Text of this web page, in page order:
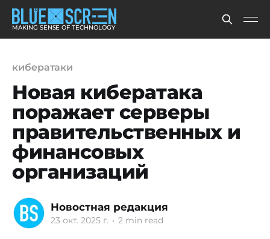
MAKING SENSE OF TECHNOLOGY
кибератаки
Новая кибератака
поражает серверы
правительственных и
финансовых
организаций
Новостная редакция
23 окт. 2025 г. • 2 min read